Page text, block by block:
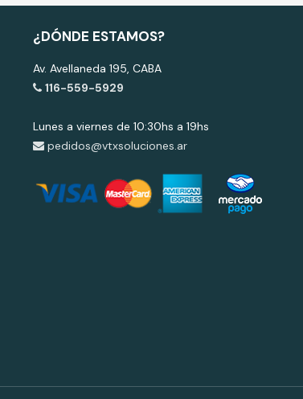
¿DÓNDE ESTAMOS?
Av. Avellaneda 195, CABA
116-559-5929
Lunes a viernes de 10:30hs a 19hs
pedidos@vtxsoluciones.ar